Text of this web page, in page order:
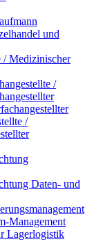
und
/ Medizinischer
/
/
Daten- und
Management
Lagerlogistik